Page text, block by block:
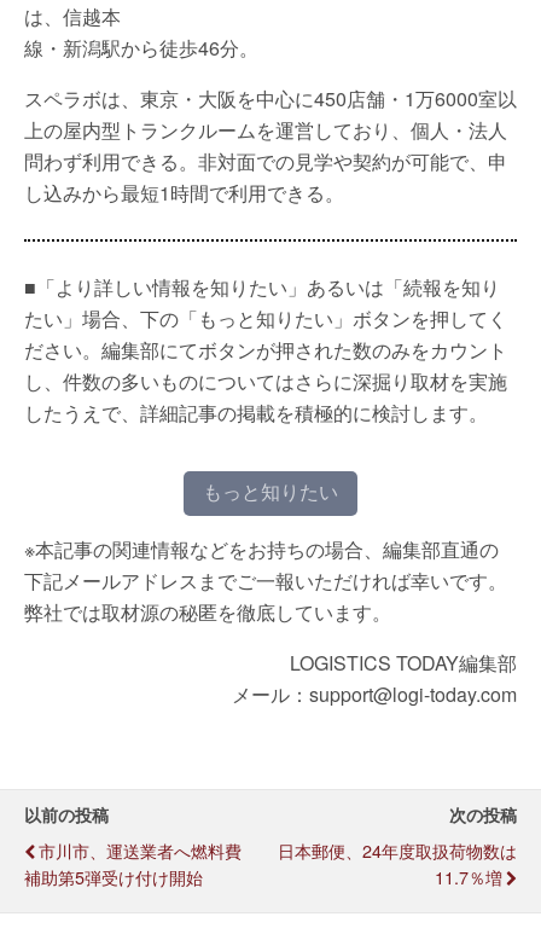
は、信越本
線・新潟駅から徒歩46分。
スペラボは、東京・大阪を中心に450店舗・1万6000室以
上の屋内型トランクルームを運営しており、個人・法人
問わず利用できる。非対面での見学や契約が可能で、申
し込みから最短1時間で利用できる。
■「より詳しい情報を知りたい」あるいは「続報を知り
たい」場合、下の「もっと知りたい」ボタンを押してく
ださい。編集部にてボタンが押された数のみをカウント
し、件数の多いものについてはさらに深掘り取材を実施
したうえで、詳細記事の掲載を積極的に検討します。
もっと知りたい
※本記事の関連情報などをお持ちの場合、編集部直通の
下記メールアドレスまでご一報いただければ幸いです。
弊社では取材源の秘匿を徹底しています。
LOGISTICS TODAY編集部
メール：support@logi-today.com
以前の投稿
市川市、運送業者へ燃料費
補助第5弾受け付け開始
次の投稿
日本郵便、24年度取扱荷物数は
11.7％増